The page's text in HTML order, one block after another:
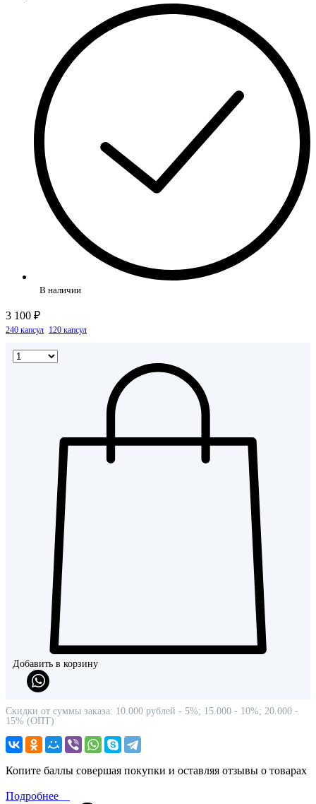
В наличии
3 100 ₽
240 капсул 120 капсул
Добавить в корзину
Скидки от суммы заказа: 10.000 рублей - 5%; 15.000 - 10%; 20.000 -
15% (ОПТ)
Копите баллы совершая покупки и оставляя отзывы о товарах
Подробнее